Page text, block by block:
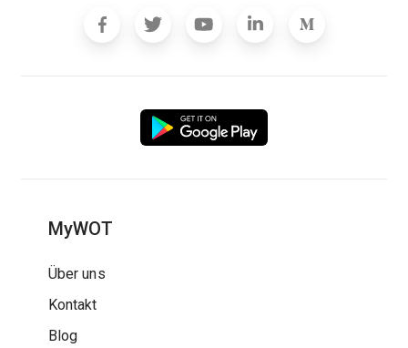
MyWOT
Über uns
Kontakt
Blog